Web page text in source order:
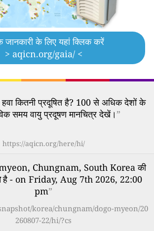
जानकारी के लिए यहां क्लिक करें
> aqicn.org/gaia/ <
कितनी प्रदूषित है? 100 से अधिक देशों के
समय वायु प्रदूषण मानचित्र देखें।”
https://aqicn.org/here/hi/
Chungnam, South Korea की
है - on Friday, Aug 7th 2026, 22:00
pm”
korea/chungnam/dogo-myeon/20
260807-22/hi/?cs